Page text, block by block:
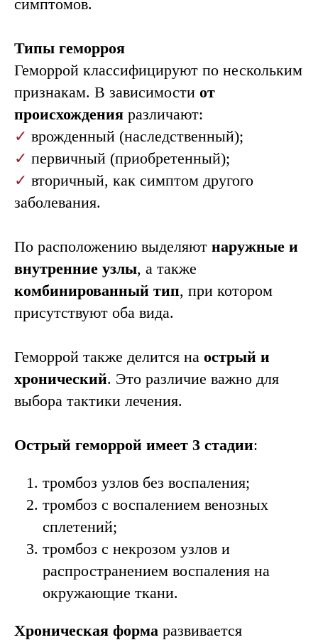
симптомов.
Типы геморроя
Геморрой классифицируют по нескольким
признакам. В зависимости от
происхождения различают:
✓ врожденный (наследственный);
✓ первичный (приобретенный);
✓ вторичный, как симптом другого
заболевания.
По расположению выделяют наружные и
внутренние узлы, а также
комбинированный тип, при котором
присутствуют оба вида.
Геморрой также делится на острый и
хронический. Это различие важно для
выбора тактики лечения.
Острый геморрой имеет 3 стадии:
тромбоз узлов без воспаления;
тромбоз с воспалением венозных
сплетений;
тромбоз с некрозом узлов и
распространением воспаления на
окружающие ткани.
Хроническая форма развивается
врача-
колопроктолога
с опытом 13 лет
Записаться
Причины геморроя